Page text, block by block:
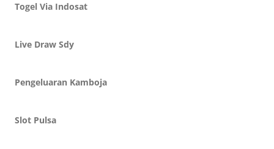
Togel Via Indosat
Live Draw Sdy
Pengeluaran Kamboja
Slot Pulsa